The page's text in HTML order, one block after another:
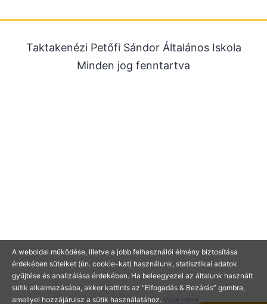
2025. július
2025. június
2024. június
2024. május
2024. április
Taktakenézi Petőfi Sándor Általános Iskola
Minden jog fenntartva
A weboldal működése, illetve a jobb felhasználói élmény biztosítása
érdekében süteiket (ún. cookie-kat) használunk, statisztikai adatok
gyűjtése és analizálása érdekében. Ha beleegyezel az általunk használt
sütik alkalmazásába, akkor kattints az “Elfogadás & Bezárás” gombra,
amellyel hozzájárulsz a sütik használatához. View more